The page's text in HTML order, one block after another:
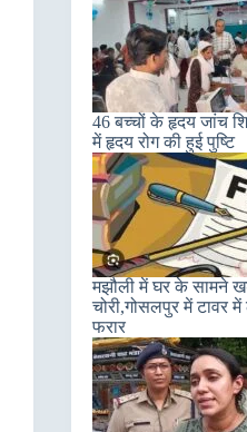
46 बच्चों के हृदय जांच
में हृदय रोग की हुई पुष्टि
मझौली में घर के सामने
चोरी,गोसलपुर में टावर
फरार